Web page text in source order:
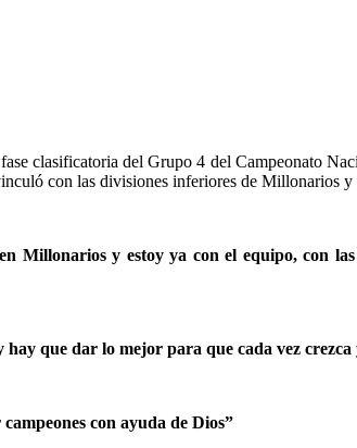
clasificatoria del Grupo 4 del Campeonato
con las divisiones inferiores de Millonarios
Millonarios y estoy ya con el equipo, con
que dar lo mejor para que cada vez
con ayuda de Dios”